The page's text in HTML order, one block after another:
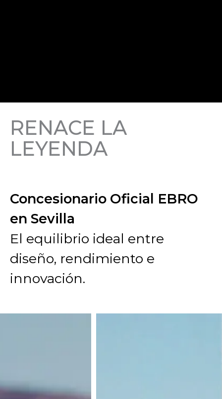
RENACE LA
LEYENDA
Concesionario Oficial EBRO
en Sevilla
El equilibrio ideal entre
diseño, rendimiento e
innovación.